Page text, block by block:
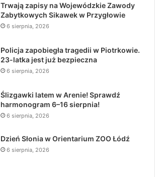
Trwają zapisy na Wojewódzkie Zawody
Zabytkowych Sikawek w Przygłowie
6 sierpnia, 2026
Policja zapobiegła tragedii w Piotrkowie.
23-latka jest już bezpieczna
6 sierpnia, 2026
Ślizgawki latem w Arenie! Sprawdź
harmonogram 6–16 sierpnia!
6 sierpnia, 2026
Dzień Słonia w Orientarium ZOO Łódź
6 sierpnia, 2026